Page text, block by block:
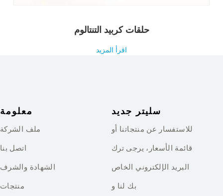
حلقات كربيد التنتالوم
اقرأ المزيد
معلومة
ملف الشركة
اتصل بنا
الشهادة والشرف
منتجات
سليتر جديد
للاستفسار عن منتجاتنا أو
قائمة الأسعار، يرجى ترك
البريد الإلكتروني الخاص
بك لنا و